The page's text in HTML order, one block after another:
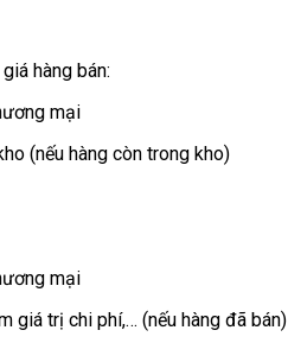
hàng bán:
mại
(nếu hàng còn trong kho)
mại
giá trị chi phí,… (nếu hàng đã bán)